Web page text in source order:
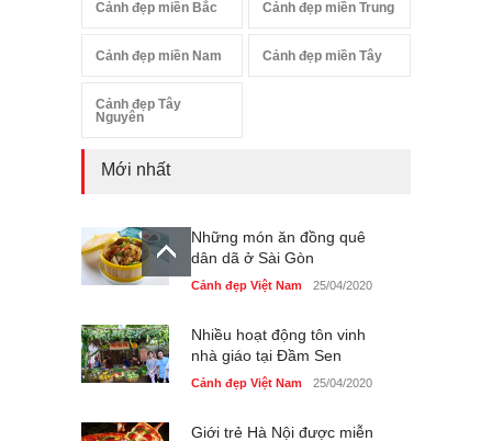
Cảnh đẹp miền Bắc Cảnh đẹp miền Trung
Cảnh đẹp miền Nam Cảnh đẹp miền Tây
Cảnh đẹp Tây
Nguyên
Mới nhất
Những món ăn đồng quê
dân dã ở Sài Gòn
Cảnh đẹp Việt Nam 25/04/2020
Nhiều hoạt động tôn vinh
nhà giáo tại Đầm Sen
Cảnh đẹp Việt Nam 25/04/2020
Giới trẻ Hà Nội được miễn